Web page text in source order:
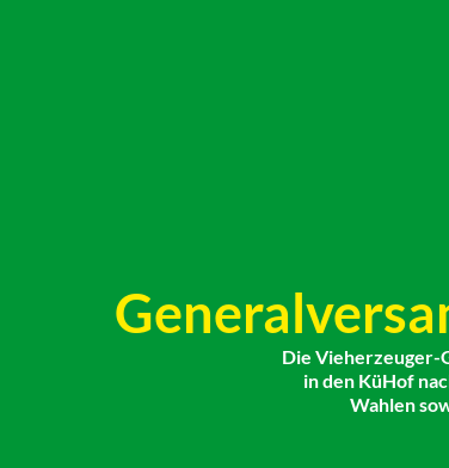
Die Vieherzeuger-
in den KüHof
Wahlen